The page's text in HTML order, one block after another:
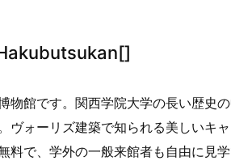
館です。関西学院大学の長い歴史
ヴォーリズ建築で知られる美しいキ
料で、学外の一般来館者も自由に見